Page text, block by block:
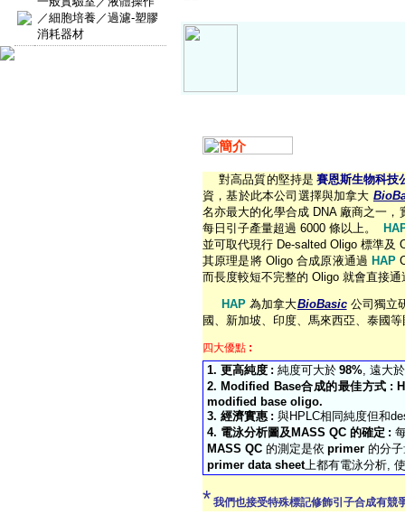
／細胞培養／過濾-塑膠
消耗器材
對高品質的堅持是 賽恩斯生物科技
資，基於此本公司選擇與加拿大
名亦最大的化學合成DNA 廠商之一，
每日引子產量超過 6000 條以上。
並可取代現行 De-salted Oligo 標準及
其原理是將Oligo合成原液通過 HAP
而長度較短不完整的 Oligo 就會直接通
HAP 為加拿大BioBasic 公司獨立
國、新加坡、印度、馬來西亞、泰國
四大優點 :
1. 更高純度 : 純度可大於 98%, 遠大於
2. Modified Base合成的最佳方式 :
modified base oligo.
3. 經濟實惠 : 與HPLC相同純度但和
4. 電泳分析圖及 MASS QC 的確定 :
MASS QC 的測定是依 primer 的分
primer data sheet上都有電泳分析,
* 我們也接受特殊標記修飾引子合成有競